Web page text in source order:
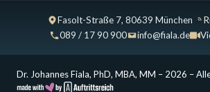
Fasolt-Straße 7, 80639 München
089 / 17 90 900
info@fiala.de
Dr. Johannes Fiala, PhD, MBA, MM – 2026 –